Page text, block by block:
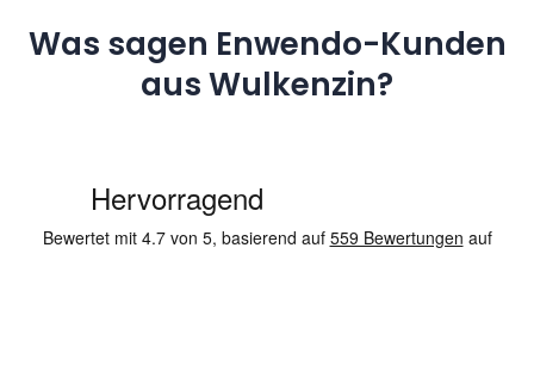
Was sagen Enwendo-Kunden
aus Wulkenzin?